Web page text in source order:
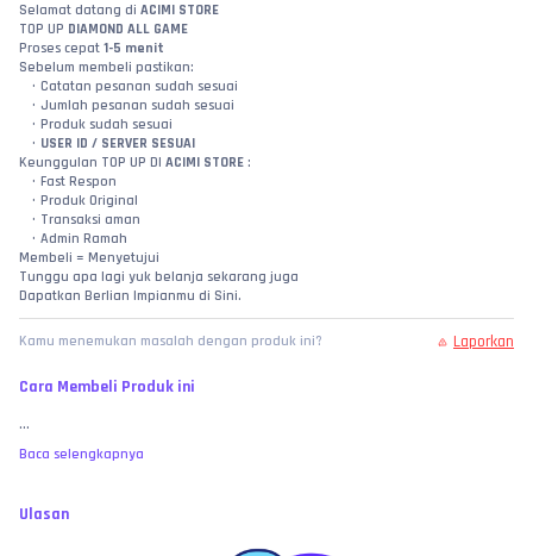
Selamat datang di ACIMI STORE
TOP UP DIAMOND ALL GAME
Proses cepat 1-5 menit
Sebelum membeli pastikan:
Catatan pesanan sudah sesuai
Jumlah pesanan sudah sesuai
Produk sudah sesuai
USER ID / SERVER SESUAI
Keunggulan TOP UP DI ACIMI STORE :
Fast Respon
Produk Original
Transaksi aman
Admin Ramah
Membeli = Menyetujui
Dapatkan Berlian Impianmu di Sini.
Kamu menemukan masalah dengan produk ini? Laporkan
Cara Membeli Produk ini
...
Baca selengkapnya
Ulasan